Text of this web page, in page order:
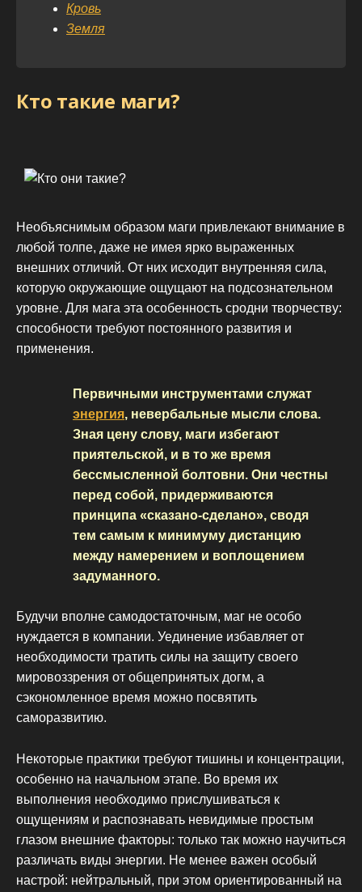
Кровь
Земля
Кто такие маги?
Необъяснимым образом маги привлекают внимание в
любой толпе, даже не имея ярко выраженных
внешних отличий. От них исходит внутренняя сила,
которую окружающие ощущают на подсознательном
уровне. Для мага эта особенность сродни творчеству:
способности требуют постоянного развития и
применения.
Первичными инструментами служат
энергия, невербальные мысли слова.
Зная цену слову, маги избегают
приятельской, и в то же время
бессмысленной болтовни. Они честны
перед собой, придерживаются
принципа «сказано-сделано», сводя
тем самым к минимуму дистанцию
между намерением и воплощением
задуманного.
Будучи вполне самодостаточным, маг не особо
нуждается в компании. Уединение избавляет от
необходимости тратить силы на защиту своего
мировоззрения от общепринятых догм, а
сэкономленное время можно посвятить
саморазвитию.
Некоторые практики требуют тишины и концентрации,
особенно на начальном этапе. Во время их
выполнения необходимо прислушиваться к
ощущениям и распознавать невидимые простым
глазом внешние факторы: только так можно научиться
различать виды энергии. Не менее важен особый
настрой: нейтральный, при этом ориентированный на